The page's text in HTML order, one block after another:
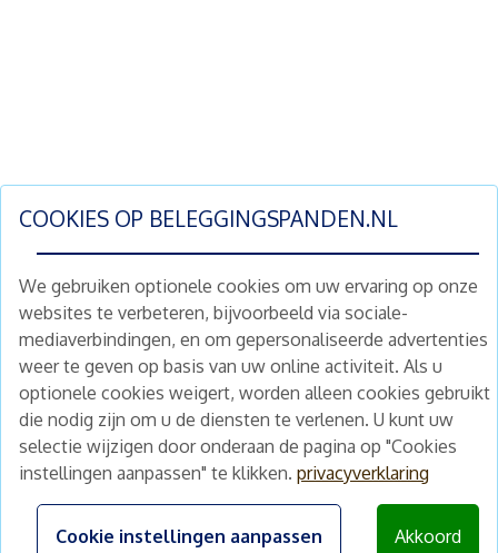
COOKIES OP BELEGGINGSPANDEN.NL
We gebruiken optionele cookies om uw ervaring op onze
websites te verbeteren, bijvoorbeeld via sociale-
mediaverbindingen, en om gepersonaliseerde advertenties
weer te geven op basis van uw online activiteit. Als u
optionele cookies weigert, worden alleen cookies gebruikt
die nodig zijn om u de diensten te verlenen. U kunt uw
selectie wijzigen door onderaan de pagina op "Cookies
instellingen aanpassen" te klikken. privacyverklaring
Cookie instellingen aanpassen Akkoord
Schrijf je nu in en ontvang wekelijks ons
nieuwe aanbod vastgoedbeleggingen.
Nieuwsbrief Abonneren
Home
Te koop
Nieuws
Schimmelstraat 5H
1053 TA Amsterdam
+31 (0) 30 225 31 12